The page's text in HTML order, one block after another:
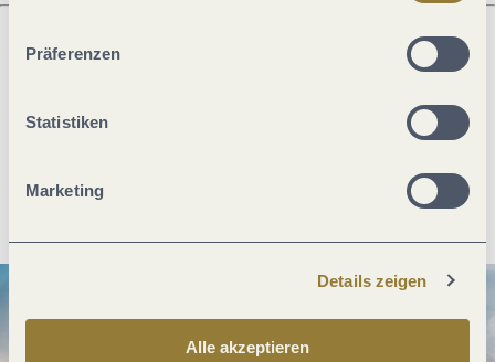
ablehnen" kann es zu Beeinträchtigungen in der Nutzung
Präferenzen
Statistiken
Marketing
Details zeigen
Alle akzeptieren
PDF erzeugen